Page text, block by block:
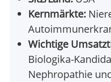
Kernmärkte:
Wichtige
Biologika-
Nephropathie